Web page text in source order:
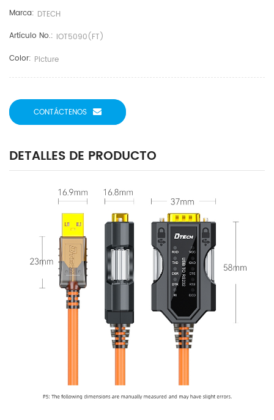
Marca: DTECH
Artículo No.: IOT5090(FT)
Color: Picture
CONTÁCTENOS
DETALLES DE PRODUCTO